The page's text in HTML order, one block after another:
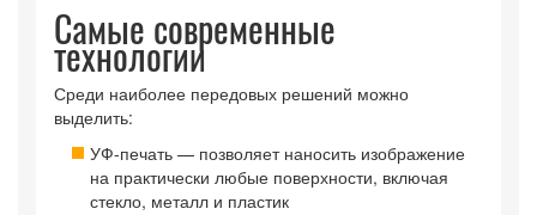
Самые современные
технологии
Среди наиболее передовых решений можно
выделить:
УФ-печать — позволяет наносить изображение
на практически любые поверхности, включая
стекло, металл и пластик